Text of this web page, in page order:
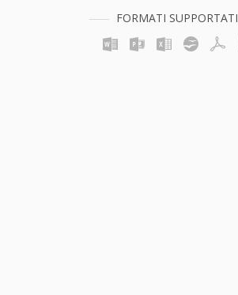
FORMATI SUPPORTATI